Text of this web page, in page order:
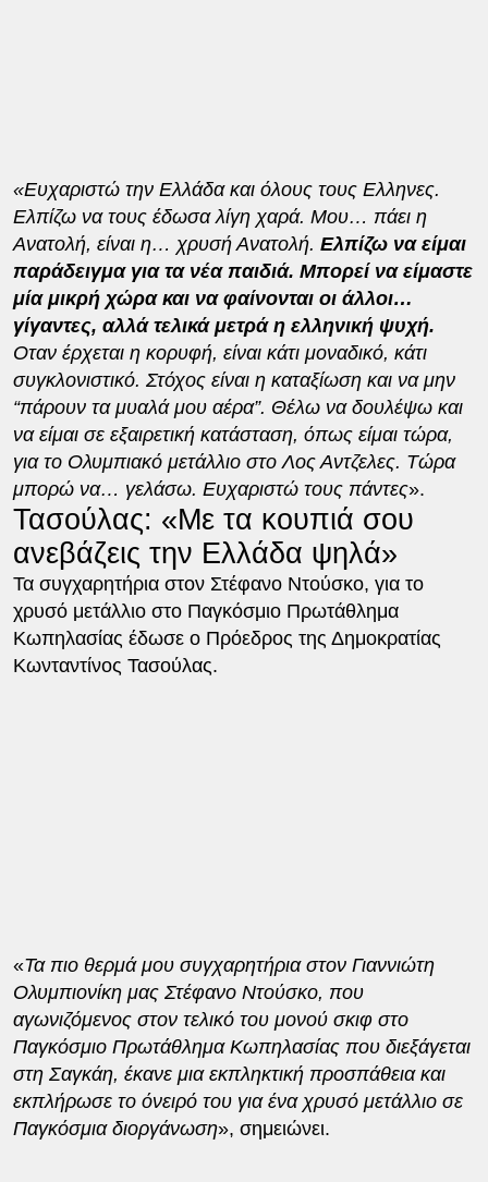
«Ευχαριστώ την Ελλάδα και όλους τους Ελληνες.
Ελπίζω να τους έδωσα λίγη χαρά. Μου… πάει η
Ανατολή, είναι η… χρυσή Ανατολή. Ελπίζω να είμαι
παράδειγμα για τα νέα παιδιά. Μπορεί να είμαστε
μία μικρή χώρα και να φαίνονται οι άλλοι…
γίγαντες, αλλά τελικά μετρά η ελληνική ψυχή.
Οταν έρχεται η κορυφή, είναι κάτι μοναδικό, κάτι
συγκλονιστικό. Στόχος είναι η καταξίωση και να μην
“πάρουν τα μυαλά μου αέρα”. Θέλω να δουλέψω και
να είμαι σε εξαιρετική κατάσταση, όπως είμαι τώρα,
για το Ολυμπιακό μετάλλιο στο Λος Αντζελες. Τώρα
μπορώ να… γελάσω. Ευχαριστώ τους πάντες».
Τασούλας: «Με τα κουπιά σου
ανεβάζεις την Ελλάδα ψηλά»
Τα συγχαρητήρια στον Στέφανο Ντούσκο, για το
χρυσό μετάλλιο στο Παγκόσμιο Πρωτάθλημα
Κωπηλασίας έδωσε ο Πρόεδρος της Δημοκρατίας
Κωνταντίνος Τασούλας.
«Τα πιο θερμά μου συγχαρητήρια στον Γιαννιώτη
Oλυμπιονίκη μας Στέφανο Ντούσκο, που
αγωνιζόμενος στον τελικό του μονού σκιφ στο
Παγκόσμιο Πρωτάθλημα Κωπηλασίας που διεξάγεται
στη Σαγκάη, έκανε μια εκπληκτική προσπάθεια και
εκπλήρωσε το όνειρό του για ένα χρυσό μετάλλιο σε
Παγκόσμια διοργάνωση», σημειώνει.